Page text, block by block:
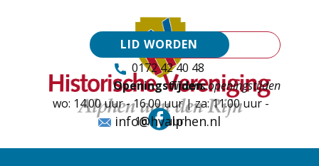
LID WORDEN
0172 42 40 48
Tijdens openingstijden
Openingstijden:
wo: 14.00 uur - 16.00 uur | za: 11.00 uur -
16.00 uur
info@hvalphen.nl